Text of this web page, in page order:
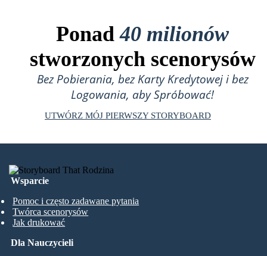
Ponad40 milionów
stworzonych scenorysów
Bez Pobierania, bez Karty Kredytowej i bez
Logowania, aby Spróbować!
UTWÓRZ MÓJ PIERWSZY STORYBOARD
Wsparcie
Pomoc i często zadawane pytania
Twórca scenorysów
Jak drukować
Dla Nauczycieli